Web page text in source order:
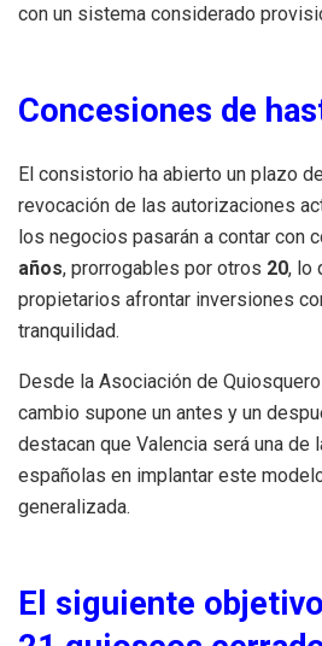
con un sistema considerado
Concesiones de
El consistorio ha abierto un plazo
revocación de las autorizaciones
los negocios pasarán a contar con
años, prorrogables por otros 20, lo
propietarios afrontar inversiones
tranquilidad.
Desde la Asociación de
cambio supone un antes y un
destacan que Valencia será una de
españolas en implantar este
generalizada.
El siguiente